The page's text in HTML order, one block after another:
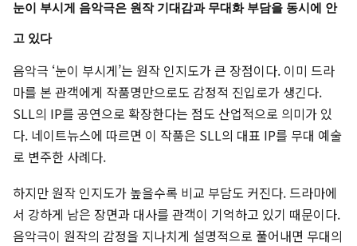
눈이 부시게 음악극은 원작 기대감과 무대화 부담을 동시에 안
고 있다
음악극 ‘눈이 부시게’는 원작 인지도가 큰 장점이다. 이미 드라
마를 본 관객에게 작품명만으로도 감정적 진입로가 생긴다.
SLL의 IP를 공연으로 확장한다는 점도 산업적으로 의미가 있
다. 네이트뉴스에 따르면 이 작품은 SLL의 대표 IP를 무대 예술
로 변주한 사례다.
하지만 원작 인지도가 높을수록 비교 부담도 커진다. 드라마에
서 강하게 남은 장면과 대사를 관객이 기억하고 있기 때문이다.
음악극이 원작의 감정을 지나치게 설명적으로 풀어내면 무대의